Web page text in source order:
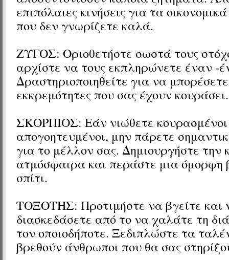
επιπόλαιες κινήσεις για τα
που δεν γνωρίζετε καλά.
ΖΥΓΟΣ: Οριοθετήστε σωστά τους
αρχίστε να τους εκπληρώνετε έναν -
Δραστηριοποιηθείτε για να
εκκρεμότητες που σας έχουν κουράσει.
ΣΚΟΡΠΙΟΣ: Εάν νιώθετε
απογοητευμένοι, μην πάρετε
για το μέλλον σας. Δημιουργήστε την
ατμόσφαιρα και περάστε μια όμορφη
σπίτι.
ΤΟΞΟΤΗΣ: Προτιμήστε να βγείτε και
διασκεδάσετε από το να χαλάτε τη
τον οποιοδήποτε. Ξεδιπλώστε τα
βρεθούν άνθρωποι που θα σας